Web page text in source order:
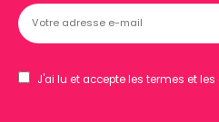
J'ai lu et accepte les termes et